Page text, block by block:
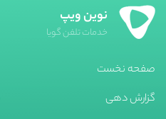
نوین ویپ
خدمات تلفن گویا
صفحه نخست
گزارش دهی